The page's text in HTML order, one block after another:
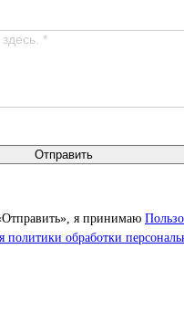
Отправить
я принимаю
политики обработки